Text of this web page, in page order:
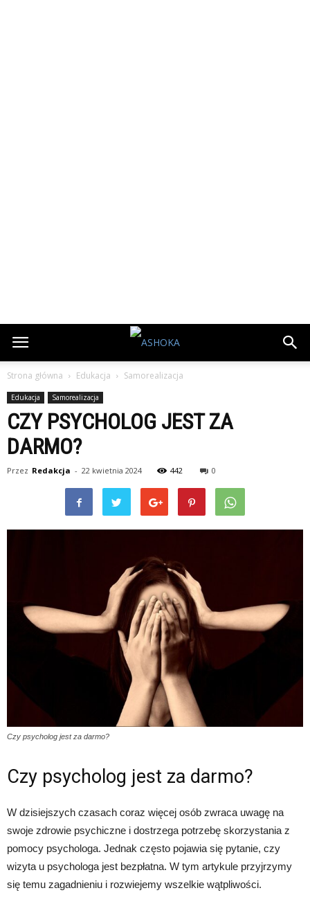
Strona główna Edukacja Samorealizacja
Edukacja Samorealizacja
CZY PSYCHOLOG JEST ZA
DARMO?
Przez Redakcja - 22 kwietnia 2024 442 0
Czy psycholog jest za darmo?
Czy psycholog jest za darmo?
W dzisiejszych czasach coraz więcej osób zwraca uwagę na
swoje zdrowie psychiczne i dostrzega potrzebę skorzystania z
pomocy psychologa. Jednak często pojawia się pytanie, czy
wizyta u psychologa jest bezpłatna. W tym artykule przyjrzymy
się temu zagadnieniu i rozwiejemy wszelkie wątpliwości.